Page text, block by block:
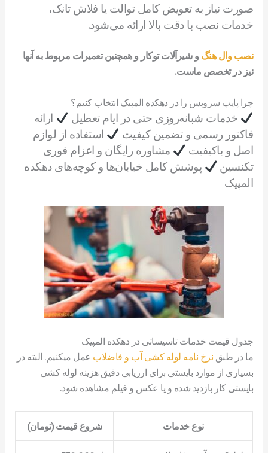
صورت نیاز به تعویض کامل توالت یا فلاش تانک،
خدمات نصب با دقت بالا ارائه می‌شود.
نصب وال هنگ و شیرآلات توکار و همچنین تعمیرات مربوط به آنها
نیز در تخصص ماست.
چرا پایپ سرویس را در دهکده المپیک انتخاب کنیم؟
خدمات شبانه‌روزی حتی در ایام تعطیل
ارائه
فاکتور رسمی و تضمین کیفیت
استفاده از لوازم
اصل و باکیفیت
مشاوره رایگان و اعزام فوری
تکنسین
پوشش کامل خیابان‌ها و کوچه‌های دهکده
المپیک
جدول قیمت خدمات تاسیساتی در دهکده المپیک
ما در طبق نرخ نامه لوله کشی آب و فاضلاب عمل میکنیم. البته در
بسیاری از موارد بایستی برای ارزیابی دقیق هزینه لوله کشی
بایستی کار بازدید شده و یا عکس و فیلم مشاهده شود.
نوع خدمات شروع قیمت (تومان)